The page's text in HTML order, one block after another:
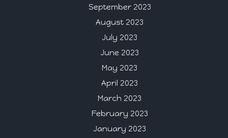
September 2023
August 2023
July 2023
June 2023
May 2023
April 2023
March 2023
February 2023
January 2023